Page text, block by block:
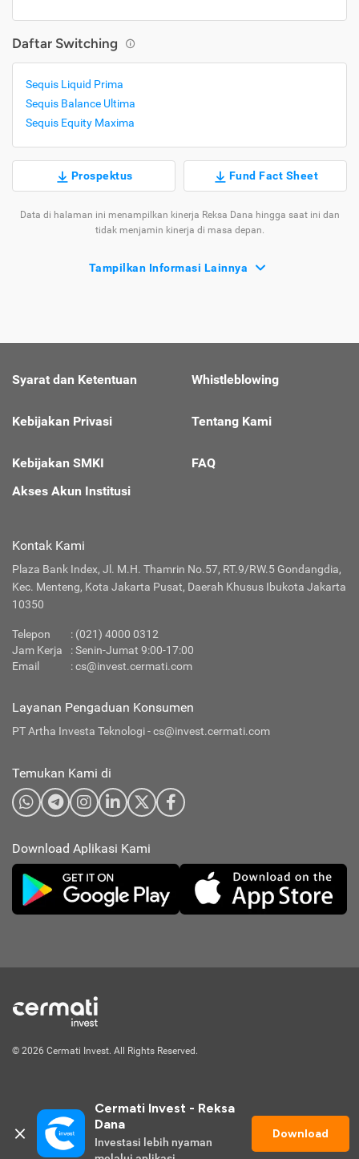
Daftar Switching
Sequis Liquid Prima
Sequis Balance Ultima
Sequis Equity Maxima
Prospektus Fund Fact Sheet
Data di halaman ini menampilkan kinerja Reksa Dana hingga saat ini dan
tidak menjamin kinerja di masa depan.
Tampilkan Informasi Lainnya
Syarat dan Ketentuan
Kebijakan Privasi
Kebijakan SMKI
Whistleblowing
Tentang Kami
FAQ
Akses Akun Institusi
Kontak Kami
Plaza Bank Index, Jl. M.H. Thamrin No.57, RT.9/RW.5 Gondangdia,
Kec. Menteng, Kota Jakarta Pusat, Daerah Khusus Ibukota Jakarta
10350
Telepon
: (021) 4000 0312
Jam Kerja
: Senin-Jumat 9:00-17:00
Email
:cs@invest.cermati.com
Layanan Pengaduan Konsumen
PT Artha Investa Teknologi -cs@invest.cermati.com
Temukan Kami di
Download Aplikasi Kami
© 2026 Cermati Invest. All Rights Reserved.
Cermati Invest - Reksa
Dana
Investasi lebih nyaman
Download